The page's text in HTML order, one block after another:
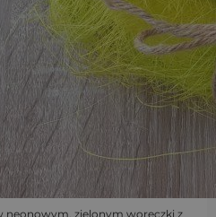
neonowym, zielonym woreczki z